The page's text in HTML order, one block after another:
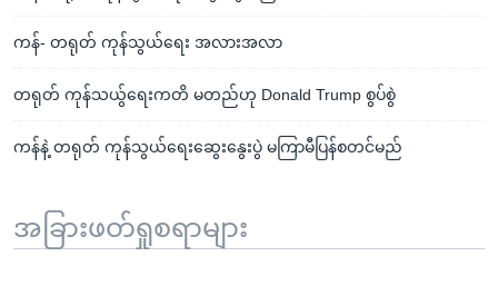
ကန်- တရုတ် ကုန်သွယ်ရေး အလားအလာ
တရုတ် ကုန်သယွ်ရေးကတိ မတည်ဟု Donald Trump စွပ်စွဲ
ကန်နဲ့ တရုတ် ကုန်သွယ်ရေးဆွေးနွေးပွဲ မကြာမီပြန်စတင်မည်
အခြားဖတ်ရှုစရာများ